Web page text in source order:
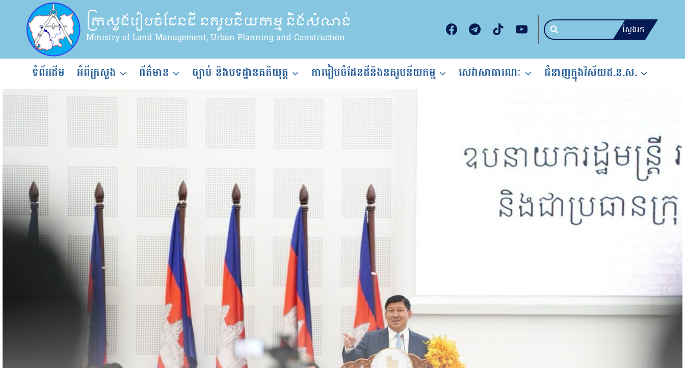
content
ក្រសួងរៀបចំដែនដី នគរូបនីយកម្ម និងសំណង់
Ministry of Land Management, Urban Planning and Construction
ស្វែងរក
ទំព័រដើម អំពីក្រសួង ព័ត៌មាន ច្បាប់ និងបទដ្ឋានគតិយុត្ត ការរៀបចំដែនដីនិងនគរូបនីយកម្ម សេវាសាធារណៈ ជំនាញក្នុងវិស័យដ.ន.ស.